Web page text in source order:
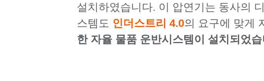
설치하였습니다. 이 압연기는 동사의
스템도 인더스트리 4.0의 요구에 맞게
한 자율 물품 운반시스템이 설치되었